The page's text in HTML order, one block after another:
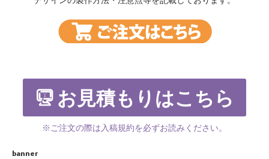
お見積もりはこちら
※ご注文の際は入稿規約を必ずお読みください。
banner